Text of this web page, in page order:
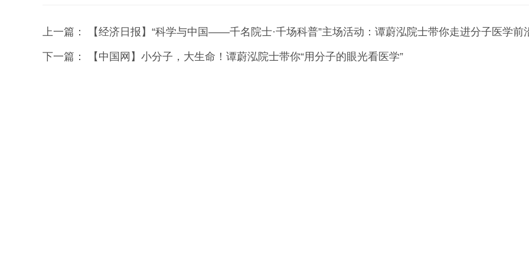
上一篇： 【经济日报】“科学与中国——千名院士·千场科普”主场活动：谭蔚泓院士带你走进分子医学前
下一篇： 【中国网】小分子，大生命！谭蔚泓院士带你“用分子的眼光看医学”